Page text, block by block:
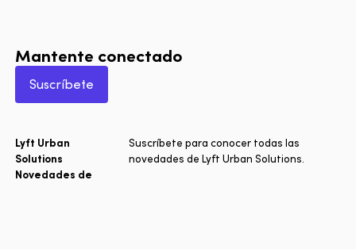
Mantente conectado
Suscríbete
Lyft Urban
Solutions
Novedades de
Suscríbete para conocer todas las
novedades de Lyft Urban Solutions.